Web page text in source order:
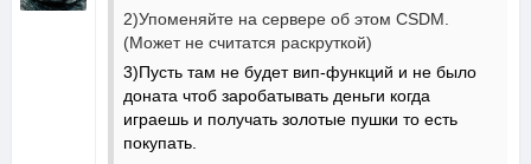
2)Упоменяйте на сервере об этом CSDM.
(Может не считатся раскруткой)
3)Пусть там не будет вип-функций и не было
доната чтоб заробатывать деньги когда
играешь и получать золотые пушки то есть
покупать.